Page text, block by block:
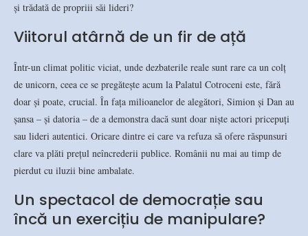
și trădată de propriii săi lideri?
Viitorul atârnă de un fir de ață
Într-un climat politic viciat, unde dezbaterile reale sunt rare ca un colț
de unicorn, ceea ce se pregătește acum la Palatul Cotroceni este, fără
doar și poate, crucial. În fața milioanelor de alegători, Simion și Dan au
şansa – și datoria – de a demonstra dacă sunt doar niște actori pricepuți
sau lideri autentici. Oricare dintre ei care va refuza să ofere răspunsuri
clare va plăti prețul neîncrederii publice. Românii nu mai au timp de
pierdut cu iluzii bine ambalate.
Un spectacol de democrație sau
încă un exercițiu de manipulare?